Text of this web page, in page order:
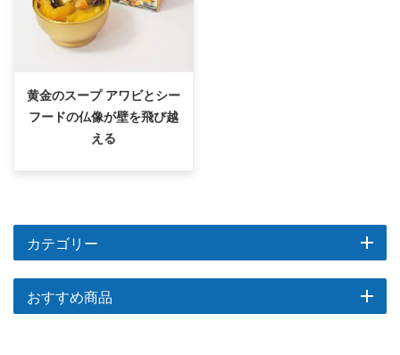
黄金のスープ アワビとシー
フードの仏像が壁を飛び越
える
カテゴリー
おすすめ商品